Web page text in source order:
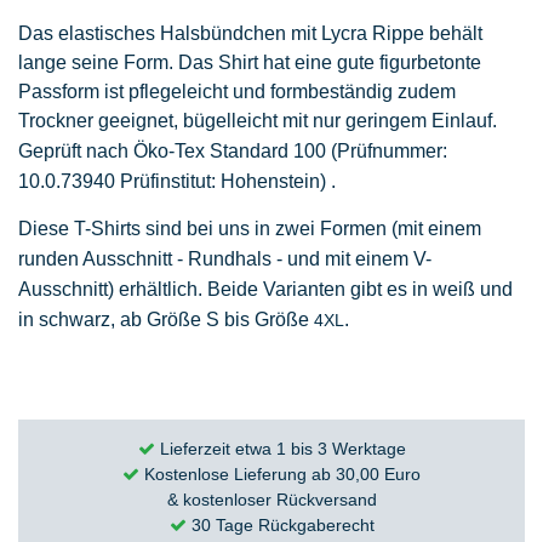
Das elastisches Halsbündchen mit Lycra Rippe behält
lange seine Form. Das Shirt hat eine gute figurbetonte
Passform ist pflegeleicht und formbeständig zudem
Trockner geeignet, bügelleicht mit nur geringem Einlauf.
Geprüft nach Öko-Tex Standard 100 (Prüfnummer:
10.0.73940 Prüfinstitut: Hohenstein) .
Diese T-Shirts sind bei uns in zwei Formen (mit einem
runden Ausschnitt - Rundhals - und mit einem V-
Ausschnitt) erhältlich. Beide Varianten gibt es in weiß und
in schwarz, ab Größe S bis Größe 4XL .
Lieferzeit etwa 1 bis 3 Werktage
Kostenlose Lieferung ab 30,00 Euro
& kostenloser Rückversand
30 Tage Rückgaberecht